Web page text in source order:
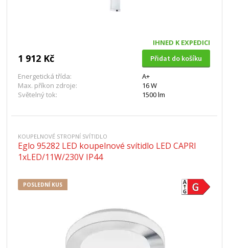
IHNED K EXPEDICI
1 912 Kč
Přidat do košíku
Energetická třída:
A+
Max. příkon zdroje:
16 W
Světelný tok:
1500 lm
KOUPELNOVÉ STROPNÍ SVÍTIDLO
Eglo 95282 LED koupelnové svítidlo LED CAPRI
1xLED/11W/230V IP44
POSLEDNÍ KUS